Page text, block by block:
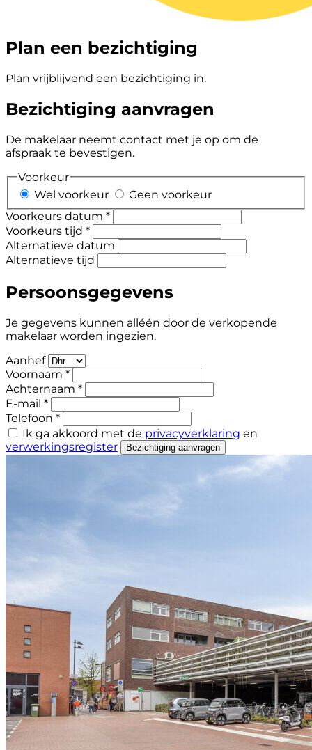
Plan een bezichtiging
Plan vrijblijvend een bezichtiging in.
Bezichtiging aanvragen
De makelaar neemt contact met je op om de
afspraak te bevestigen.
Voorkeur
Wel voorkeur
Geen voorkeur
Voorkeurs datum *
Voorkeurs tijd *
Alternatieve datum
Alternatieve tijd
Persoonsgegevens
Je gegevens kunnen alléén door de verkopende
makelaar worden ingezien.
Aanhef
Voornaam *
Achternaam *
E-mail *
Telefoon *
Ik ga akkoord met de privacyverklaring en
verwerkingsregister
Bezichtiging aanvragen